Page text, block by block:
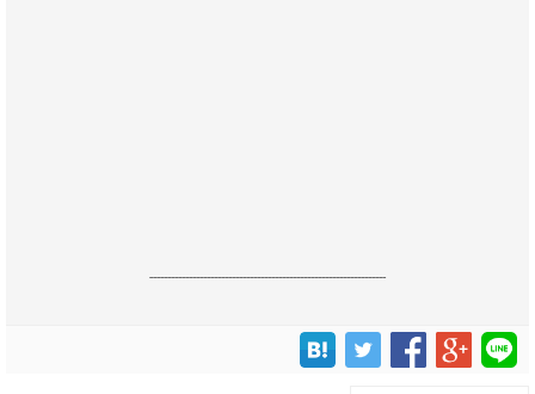
------------------------------------------------------------------